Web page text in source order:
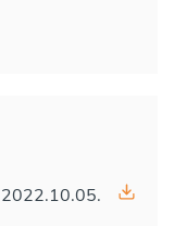
2022.10.05.